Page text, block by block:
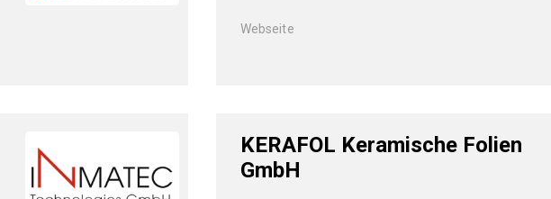
Webseite
KERAFOL Keramische Folien
GmbH